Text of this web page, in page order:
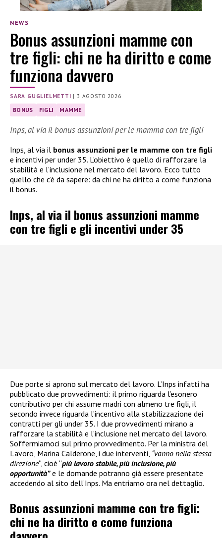
NEWS
Bonus assunzioni mamme con
tre figli: chi ne ha diritto e come
funziona davvero
SARA GUGLIELMETTI |3 AGOSTO 2026
BONUS FIGLI MAMME
Inps, al via il bonus assunzioni per le mamma con tre figli
Inps, al via il bonus assunzioni per le mamme con tre figli
e incentivi per under 35. L’obiettivo è quello di rafforzare la
stabilità e l’inclusione nel mercato del lavoro. Ecco tutto
quello che c’è da sapere: da chi ne ha diritto a come funziona
il bonus.
Inps, al via il bonus assunzioni mamme
con tre figli e gli incentivi under 35
Due porte si aprono sul mercato del lavoro. L’Inps infatti ha
pubblicato due provvedimenti: il primo riguarda l’esonero
contributivo per chi assume madri con almeno tre figli, il
secondo invece riguarda l’incentivo alla stabilizzazione dei
contratti per gli under 35. I due provvedimenti mirano a
rafforzare la stabilità e l’inclusione nel mercato del lavoro.
Soffermiamoci sul primo provvedimento. Per la ministra del
Lavoro, Marina Calderone, i due interventi, “vanno nella stessa
direzione“, cioè “più lavoro stabile, più inclusione, più
opportunità”e le domande potranno già essere presentate
accedendo al sito dell’Inps. Ma entriamo ora nel dettaglio.
Bonus assunzioni mamme con tre figli:
chi ne ha diritto e come funziona